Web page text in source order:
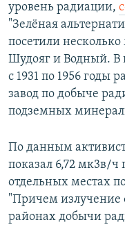
Все сайты РСЕ/РС
уровень радиации,
"Зелёная
посетили
Шудояг и Водный. В
с 1931 по 1956 годы
завод по добыче
подземных
По данным
показал 6,72 мк3в/
отдельных местах
"Причем излучение
районах добычи